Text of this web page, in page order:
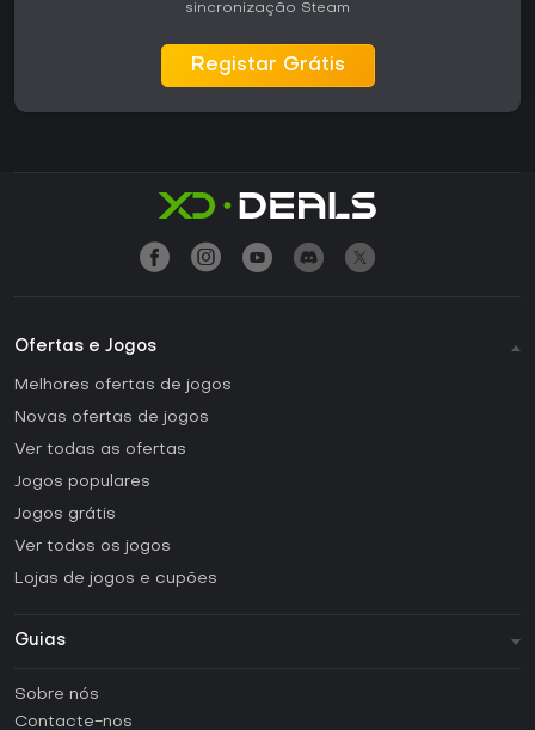
sincronização Steam
Registar Grátis
Ofertas e Jogos
Melhores ofertas de jogos
Novas ofertas de jogos
Ver todas as ofertas
Jogos populares
Jogos grátis
Ver todos os jogos
Lojas de jogos e cupões
Guias
Sobre nós
Contacte-nos